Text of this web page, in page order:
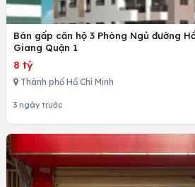
Bán gấp căn hộ 3 Phòng Ngủ đường
Giang Quận 1
8 tỷ
Thành phố Hồ Chí Minh
3 ngày trước